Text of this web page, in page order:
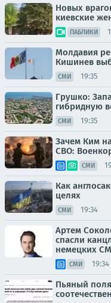
Новых
киевские
ПАБЛИКИ
Молдавия
Кишинев
СМИ 19:35
Грушко:
гибридную
СМИ 19:35
Зачем Ким
СВО:
СМИ
Как
целях
СМИ 19:34
Артем
спасли
немецких
СМИ 19:34
Пьяный